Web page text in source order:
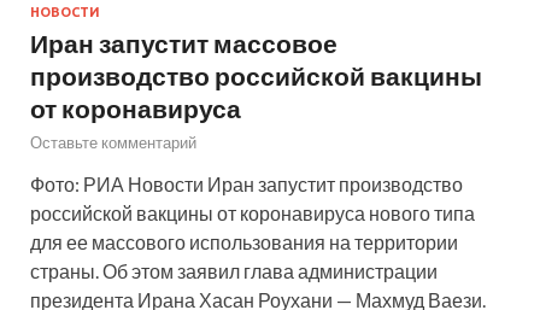
НОВОСТИ
Иран запустит массовое
производство российской вакцины
от коронавируса
Оставьте комментарий
Фото: РИА Новости Иран запустит производство
российской вакцины от коронавируса нового типа
для ее массового использования на территории
страны. Об этом заявил глава администрации
президента Ирана Хасан Роухани — Махмуд Ваези.